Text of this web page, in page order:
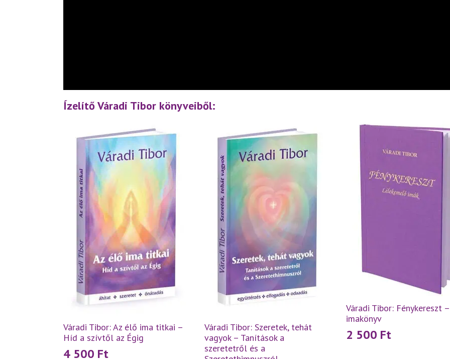
Ízelítő Váradi Tibor könyveiből:
Váradi Tibor: Az élő ima titkai –
Híd a szívtől az Égig
4 500 Ft
Váradi Tibor: Szeretek, tehát
vagyok – Tanítások a
szeretetről és a
Váradi Tibor: Fénykereszt –
imakönyv
2 500 Ft